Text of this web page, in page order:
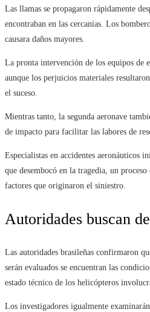
Las llamas se propagaron rápidamente
encontraban en las cercanías. Los
causara daños mayores.
La pronta intervención de los equipos de
aunque los perjuicios materiales
el suceso.
Mientras tanto, la segunda aeronave
de impacto para facilitar las labores de
Especialistas en accidentes aeronáuticos
que desembocó en la tragedia, un
factores que originaron el siniestro.
Autoridades buscan
Las autoridades brasileñas confirmaron
serán evaluados se encuentran las
estado técnico de los helicópteros
Los investigadores igualmente